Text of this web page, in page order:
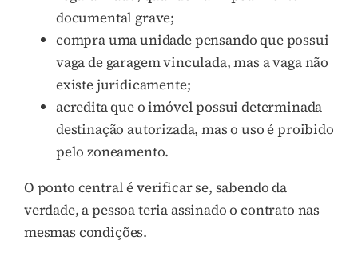
documental grave;
compra uma unidade pensando que possui
vaga de garagem vinculada, mas a vaga não
existe juridicamente;
acredita que o imóvel possui determinada
destinação autorizada, mas o uso é proibido
pelo zoneamento.
O ponto central é verificar se, sabendo da
verdade, a pessoa teria assinado o contrato nas
mesmas condições.